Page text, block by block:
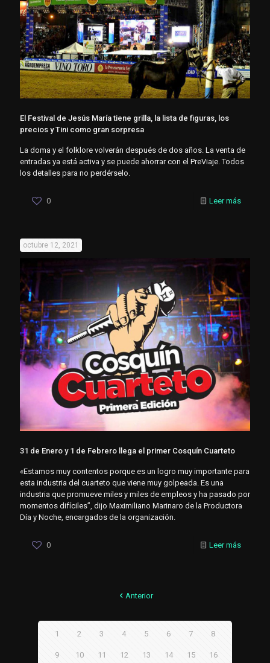
El Festival de Jesús María tiene grilla, la lista de figuras, los
precios y Tini como gran sorpresa
La doma y el folklore volverán después de dos años. La venta de
entradas ya está activa y se puede ahorrar con el PreViaje. Todos
los detalles para no perdérselo.
0 Leer más
octubre 12, 2021
31 de Enero y 1 de Febrero llega el primer Cosquín Cuarteto
«Estamos muy contentos porque es un logro muy importante para
esta industria del cuarteto que viene muy golpeada. Es una
industria que promueve miles y miles de empleos y ha pasado por
momentos difíciles”, dijo Maximiliano Marinaro de la Productora
Día y Noche, encargados de la organización.
0 Leer más
Anterior
1 2 3 4 5 6 7 8
9 10 11 12 13 14 15 16